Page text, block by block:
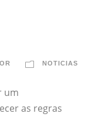
NOTICIAS
um
as regras